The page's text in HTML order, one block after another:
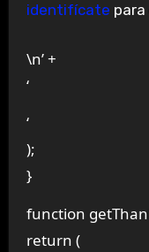
identifícate
\n’ +
‘
‘
);
}
function
return (